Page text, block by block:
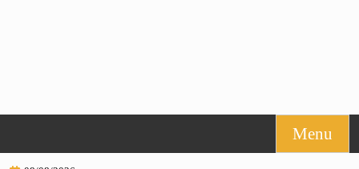
to
Menu